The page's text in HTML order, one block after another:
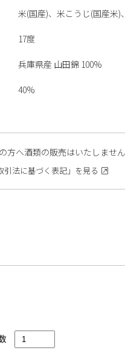
米(国産)、米こうじ(国産米)
17度
兵庫県産 山田錦 100%
40%
方へ酒類の販売はいたしません
引法に基づく表記」を見る